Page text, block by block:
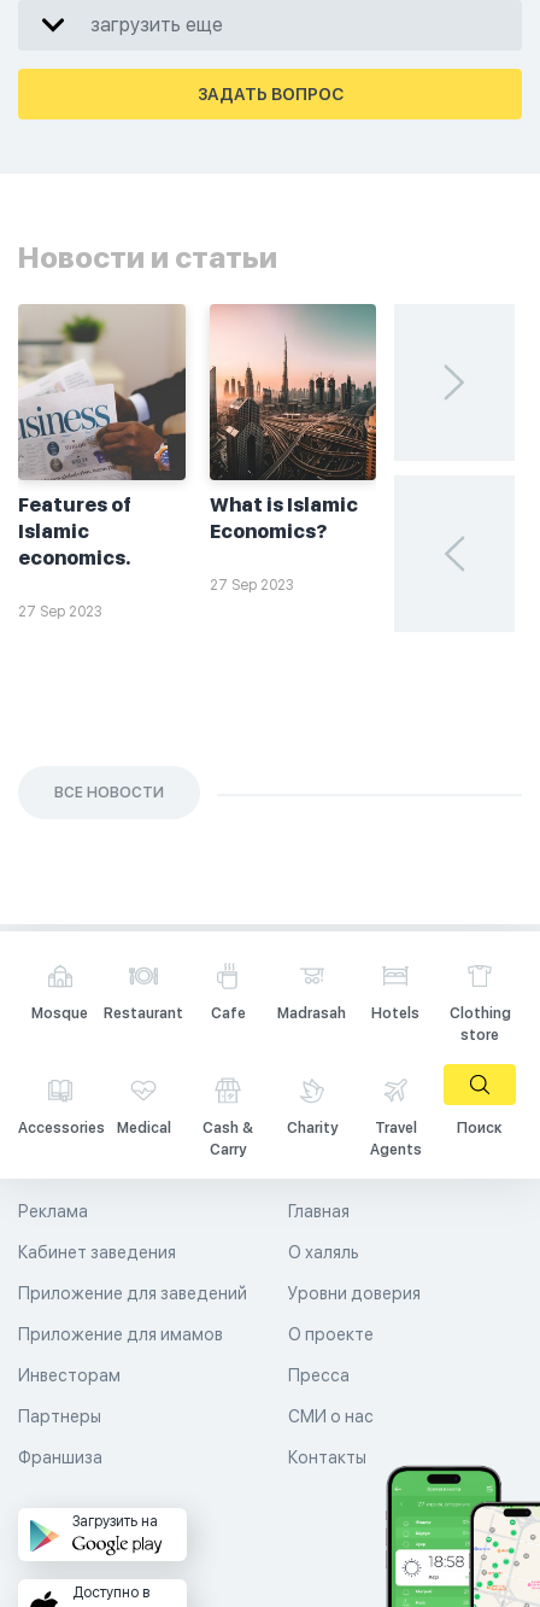
загрузить еще
ЗАДАТЬ ВОПРОС
Новости и статьи
Features of
Islamic
economics.
27 Sep 2023
What is Islamic
Economics?
27 Sep 2023
халяльное
ВСЕ НОВОСТИ
Mosque Restaurant Cafe Madrasah Hotels
Clothing
store
Accessories Medical
Cash &
Carry
Charity
Travel
Agents
Поиск
Главная
О халяль
Уровни доверия
Реклама
Кабинет заведения
Приложение для заведений
Приложение для имамов О проекте
Пресса
СМИ о нас
Контакты
Инвесторам
Партнеры
Франшиза
Загрузить на
Доступно в